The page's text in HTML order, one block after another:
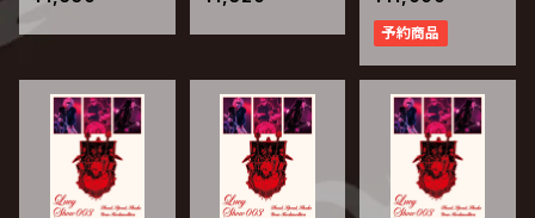
t, Speed, Sha
ke Your Rock
ray完全生産限
定盤】
予約商品